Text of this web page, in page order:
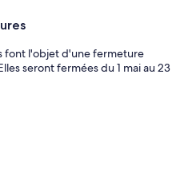
font l'objet d'une fermeture
seront fermées du 1 mai au 23